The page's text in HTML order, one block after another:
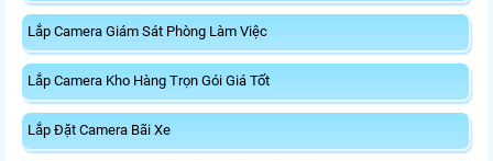
Lắp Camera Giám Sát Phòng Làm Việc
Lắp Camera Kho Hàng Trọn Gói Giá Tốt
Lắp Đặt Camera Bãi Xe